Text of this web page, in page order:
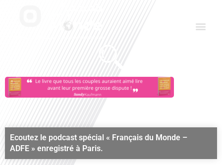
Ecoutez le podcast spécial « Français du Monde –
ADFE » enregistré à Paris.